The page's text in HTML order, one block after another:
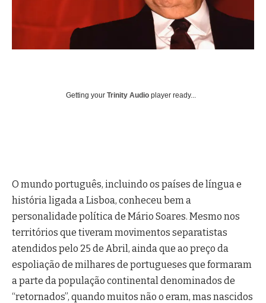
Getting your Trinity Audio player ready...
O mundo português, incluindo os países de língua e
história ligada a Lisboa, conheceu bem a
personalidade política de Mário Soares. Mesmo nos
territórios que tiveram movimentos separatistas
atendidos pelo 25 de Abril, ainda que ao preço da
espoliação de milhares de portugueses que formaram
a parte da população continental denominados de
“retornados”, quando muitos não o eram, mas nascidos